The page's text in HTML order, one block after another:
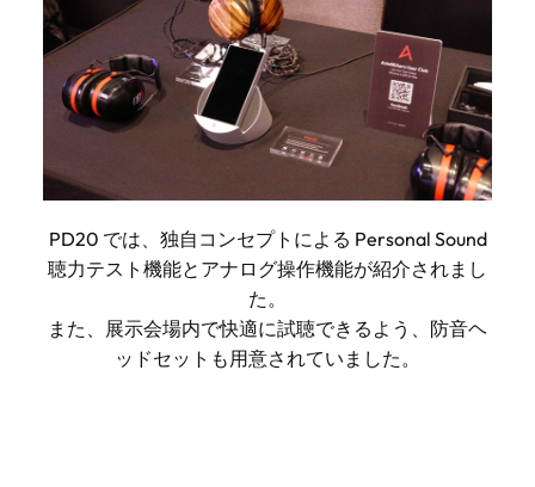
PD20 では、独自コンセプトによる Personal Sound
聴力テスト機能とアナログ操作機能が紹介されまし
た。
また、展示会場内で快適に試聴できるよう、防音ヘ
ッドセットも用意されていました。